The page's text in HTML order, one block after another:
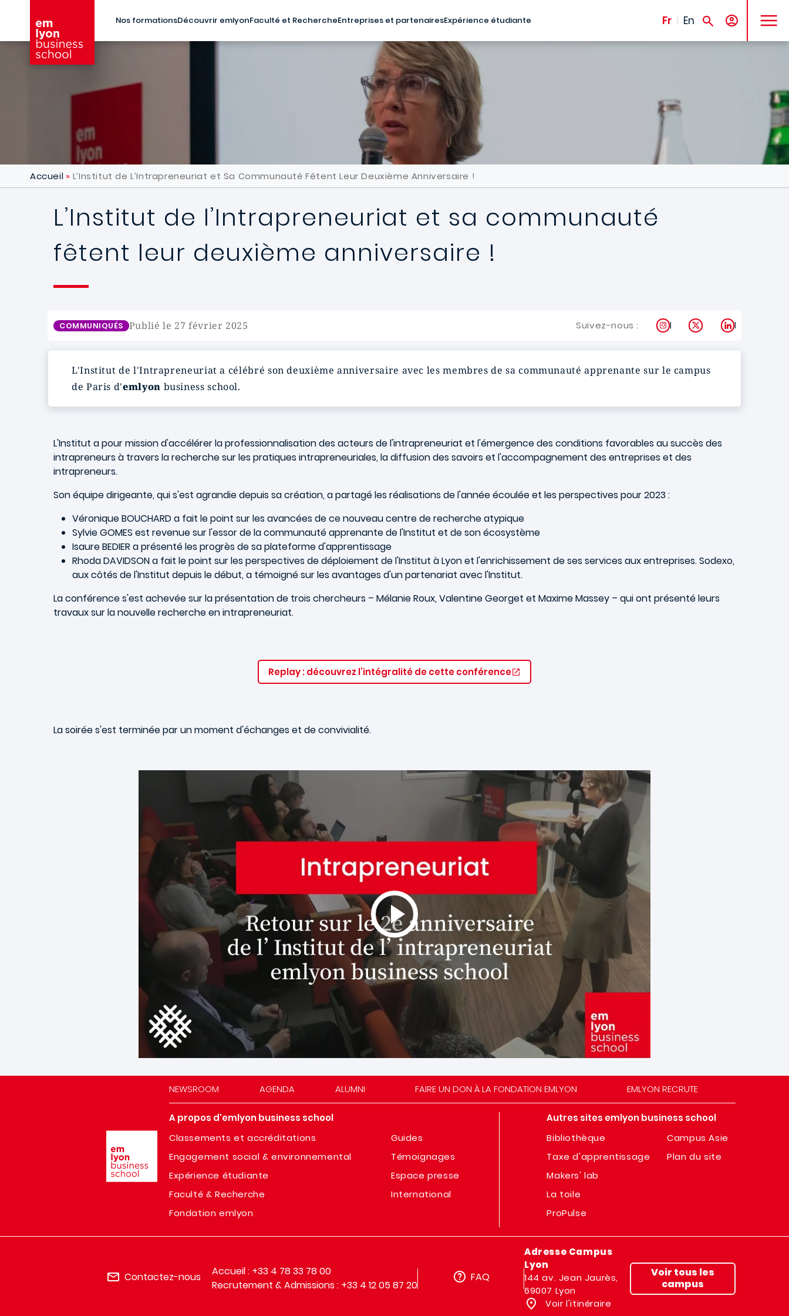
Nos formationsDécouvrir emlyonFaculté et RechercheEntreprises et partenairesExpérience étudiante Fr En
MENU
Accueil L’Institut de L’Intrapreneuriat et Sa Communauté Fêtent Leur Deuxième Anniversaire !
L’Institut de l’Intrapreneuriat et sa communauté
fêtent leur deuxième anniversaire !
COMMUNIQUÉS Publié le 27 février 2025 Suivez-nous : Instagram
X LinkedIn
L'Institut de l'Intrapreneuriat a célébré son deuxième anniversaire avec les membres de sa communauté apprenante sur le campus
de Paris d'emlyon business school.
L'Institut a pour mission d'accélérer la professionnalisation des acteurs de l'intrapreneuriat et l'émergence des conditions favorables au succès des
intrapreneurs à travers la recherche sur les pratiques intrapreneuriales, la diffusion des savoirs et l'accompagnement des entreprises et des
intrapreneurs.
Son équipe dirigeante, qui s'est agrandie depuis sa création, a partagé les réalisations de l'année écoulée et les perspectives pour 2023 :
Véronique BOUCHARD a fait le point sur les avancées de ce nouveau centre de recherche atypique
Sylvie GOMES est revenue sur l'essor de la communauté apprenante de l'Institut et de son écosystème
Isaure BEDIER a présenté les progrès de sa plateforme d'apprentissage
Rhoda DAVIDSON a fait le point sur les perspectives de déploiement de l'Institut à Lyon et l'enrichissement de ses services aux entreprises. Sodexo,
aux côtés de l'Institut depuis le début, a témoigné sur les avantages d'un partenariat avec l'Institut.
La conférence s'est achevée sur la présentation de trois chercheurs – Mélanie Roux, Valentine Georget et Maxime Massey – qui ont présenté leurs
travaux sur la nouvelle recherche en intrapreneuriat.
Replay : découvrez l’intégralité de cette conférence
La soirée s'est terminée par un moment d'échanges et de convivialité.
NEWSROOM AGENDA ALUMNI FAIRE UN DON À LA FONDATION EMLYON EMLYON RECRUTE
A propos d'emlyon business school
Classements et accréditations
Engagement social & environnemental
Expérience étudiante
Faculté & Recherche
Fondation emlyon
Guides
Témoignages
Espace presse
International
Autres sites emlyon business school
Bibliothèque
Taxe d'apprentissage
Makers' lab
La toile
ProPulse
Campus Asie
Plan du site
Contactez-nous
Accueil : +33 4 78 33 78 00
Recrutement & Admissions : +33 4 12 05 87 20
FAQ
Adresse Campus
Lyon
144 av. Jean Jaurès,
69007 Lyon
Voir l'itinéraire
Voir tous les
campus